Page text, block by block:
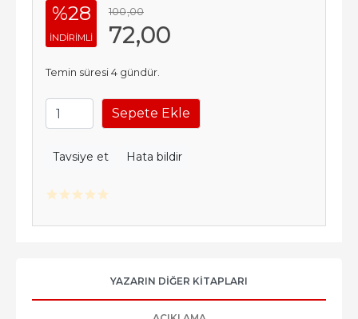
%28
INDIRIMLI
100,00
72,00
Temin süresi 4 gündür.
Sepete Ekle
Tavsiye et Hata bildir
YAZARIN DIĞER KITAPLARI